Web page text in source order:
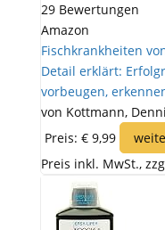
29 Bewertungen
Amazon
Fischkrankheiten
Detail erklärt:
vorbeugen,
von Kottmann,
Preis: € 9,99
Preis inkl. MwSt.,